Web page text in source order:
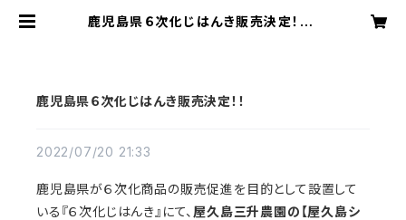
鹿児島県６次化じはんき販売決定！！ |
鹿児島県６次化じはんき販売決定！！
2022/07/20 21:33
鹿児島県が６次化商品の販売促進を目的として設置して
いる『６次化じはんき』にて、 屋久島三升農園の【屋久島シ